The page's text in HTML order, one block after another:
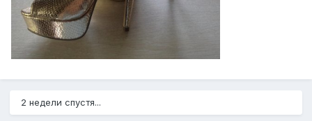
2 недели спустя...